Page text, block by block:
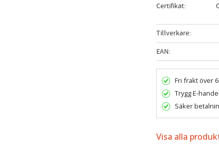
Certifikat
Tillverkare
EAN
Fri frakt över
Trygg E-handel
Säker
Visa alla